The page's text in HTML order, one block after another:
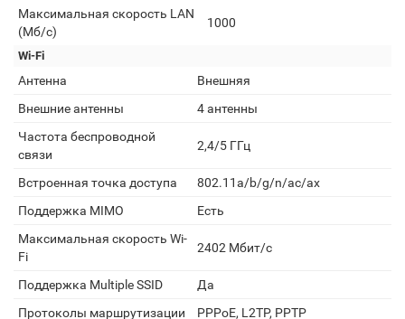
Максимальная скорость LAN
(Мб/с)
1000
Wi-Fi
Антенна
Внешняя
Внешние антенны
4 антенны
Частота беспроводной
связи
2,4/5 ГГц
Встроенная точка доступа
802.11a/b/g/n/ac/ax
Поддержка MIMO
Есть
Максимальная скорость Wi-
Fi
2402 Мбит/с
Поддержка Multiple SSID
Да
Протоколы маршрутизации
PPPoE, L2TP, PPTP